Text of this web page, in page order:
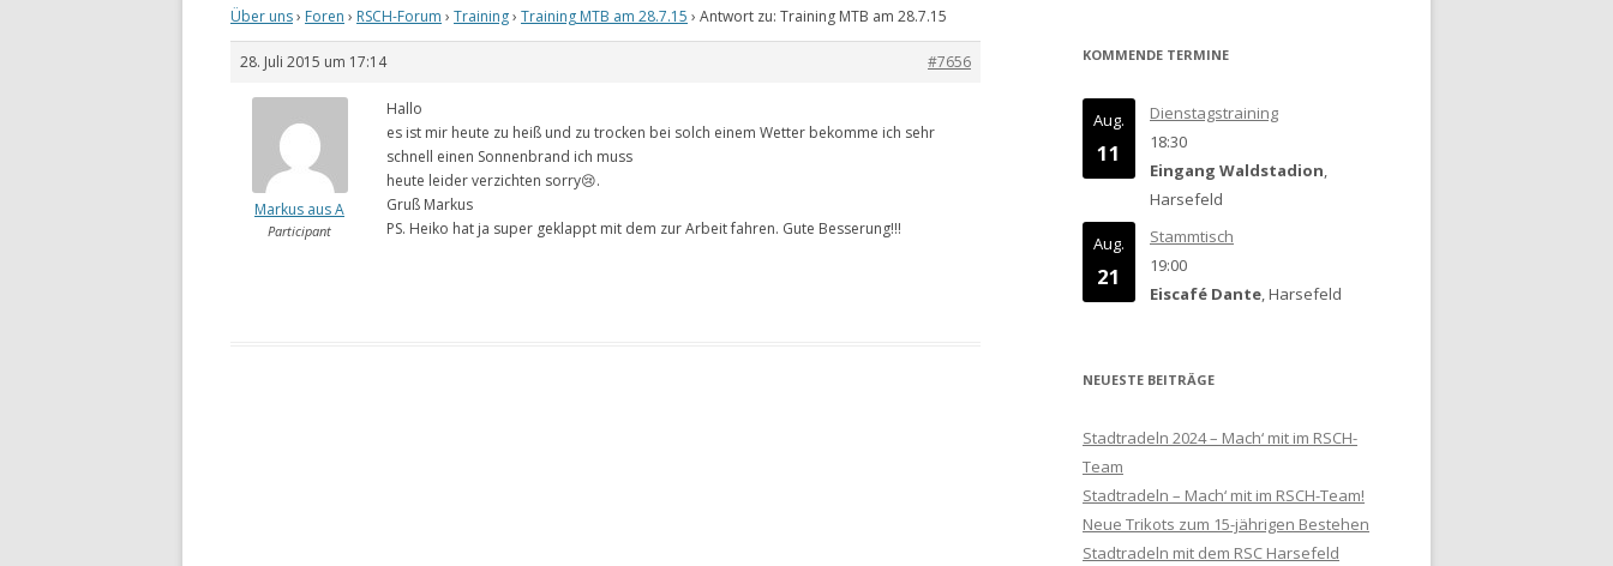
Über uns› Foren › RSCH-Forum › Training› Training MTB am 28.7.15 › Antwort zu: Training MTB am 28.7.15
28. Juli 2015 um 17:14 #7656
Markus aus A
Participant
Hallo
es ist mir heute zu heiß und zu trocken bei solch einem Wetter bekomme ich sehr
schnell einen Sonnenbrand ich muss
heute leider verzichten sorry😢.
Gruß Markus
PS. Heiko hat ja super geklappt mit dem zur Arbeit fahren. Gute Besserung!!!
KOMMENDE TERMINE
Aug.
11
Dienstagstraining
18:30
Eingang Waldstadion,
Harsefeld
Aug.
21
Stammtisch
19:00
Eiscafé Dante, Harsefeld
NEUESTE BEITRÄGE
Stadtradeln 2024 – Mach‘ mit im RSCH-
Team
Stadtradeln – Mach‘ mit im RSCH-Team!
Neue Trikots zum 15-jährigen Bestehen
Stadtradeln mit dem RSC Harsefeld